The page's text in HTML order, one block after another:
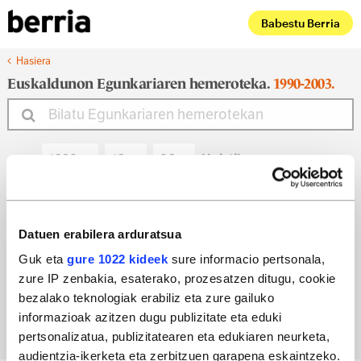
Datuen erabilera arduratsua
Guk eta gure 1022 kideek sure informacio pertsonala,
zure IP zenbakia, esaterako, prozesatzen ditugu, cookie
bezalako teknologiak erabiliz eta zure gailuko
informazioak azitzen dugu publizitate eta eduki
pertsonalizatua, publizitatearen eta edukiaren neurketa,
audientzia-ikerketa eta zerbitzuen garapena eskaintzeko.
Babestu Berria
Hasiera
Euskaldunon Egunkariaren hemeroteka. 1990-2003.
Noiztik
Noiz arte
Bilatu egun bateko edizioa